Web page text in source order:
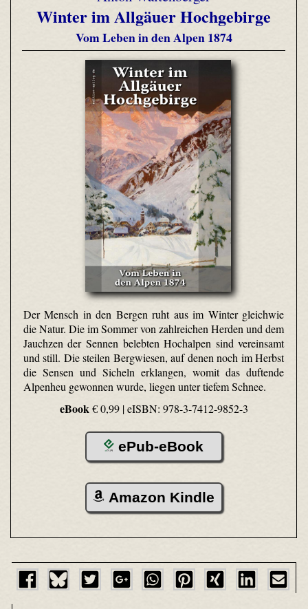
Winter im Allgäuer Hochgebirge
Vom Leben in den Alpen 1874
Der Mensch in den Bergen ruht aus im Winter gleichwie
die Natur. Die im Sommer von zahlreichen Herden und dem
Jauchzen der Sennen belebten Hochalpen sind vereinsamt
und still. Die steilen Bergwiesen, auf denen noch im Herbst
die Sensen und Sicheln erklangen, womit das duftende
Alpenheu gewonnen wurde, liegen unter tiefem Schnee.
eBook € 0,99 |eISBN: 978-3-7412-9852-3
ePub-eBook
Amazon Kindle